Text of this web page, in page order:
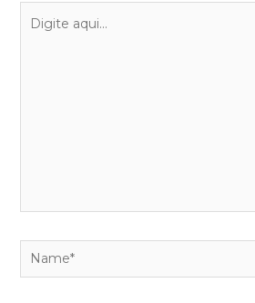
aqui...
Name*